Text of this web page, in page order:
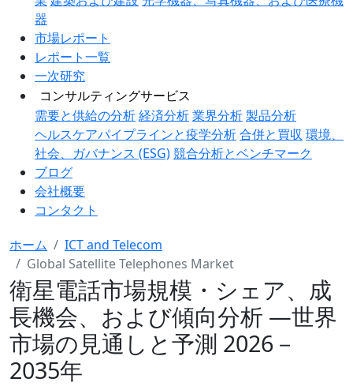
器
市場レポート
レポート一覧
一次研究
コンサルティングサービス
需要と供給の分析経済分析業界分析製品分析
ヘルスケアパイプラインと疫学分析合併と買収 環境、
社会、ガバナンス (ESG)競合分析とベンチマーク
ブログ
会社概要
コンタクト
ホーム
ICT and Telecom
Global Satellite Telephones Market
衛星電話市場規模・シェア、成
長機会、および傾向分析 ―世界
市場の見通しと予測 2026－
2035年